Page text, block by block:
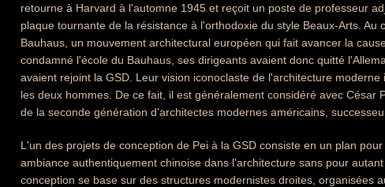
retourne à Harvard à l'automne 1945 et reçoit un poste de professeur
plaque tournante de la résistance à l'orthodoxie du style Beaux-Arts.
Bauhaus, un mouvement architectural européen qui fait avancer la
condamné l'école du Bauhaus, ses dirigeants avaient donc quitté
avaient rejoint la GSD. Leur vision iconoclaste de l'architecture
les deux hommes. De ce fait, il est généralement considéré avec César
de la seconde génération d'architectes modernes américains,
L'un des projets de conception de Pei à la GSD consiste en un plan
ambiance authentiquement chinoise dans l'architecture sans pour
conception se base sur des structures modernistes droites, organisées